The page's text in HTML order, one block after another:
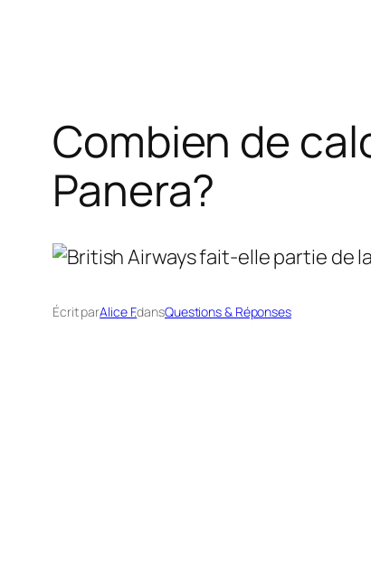
Combien de
Panera?
Écrit parAlice F.dansQuestions & Réponses